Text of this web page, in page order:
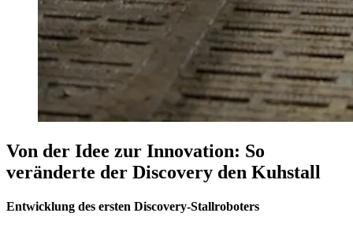
Von der Idee zur Innovation: So
veränderte der Discovery den Kuhstall
Entwicklung des ersten Discovery-Stallroboters